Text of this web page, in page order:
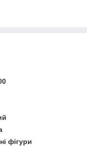
фігури